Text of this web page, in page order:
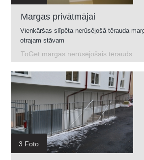
Margas privātmājai
Vienkāršas slīpēta nerūsējošā tērauda
otrajam stāvam
ToGet margas nerūsējošais tērauds
3 Foto